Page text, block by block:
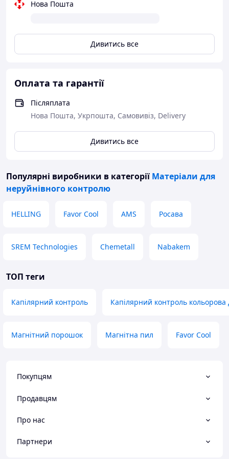
Технічні характеристики:
Внутрішній діаметр:1.4 мм
Довжина бухти:30 м
Трубка відповідає вимогам холодильних систем і
доставку по Україні та вигідні умови для майстрів і
сервісних компаній.
Нова Пошта
Дивитись все
Оплата та гарантії
Післяплата
Нова Пошта, Укрпошта, Самовивіз, Delivery
Дивитись все
Популярні виробники в категорії Матеріали для
неруйнівного контролю
HELLING Favor Cool AMS Росава
SREM Technologies Chemetall Nabakem
ТОП теги
Капілярний контроль Капілярний контроль кольорова
Магнітний порошок Магнітна пил Favor Cool
Покупцям
Продавцям
Про нас
Партнери